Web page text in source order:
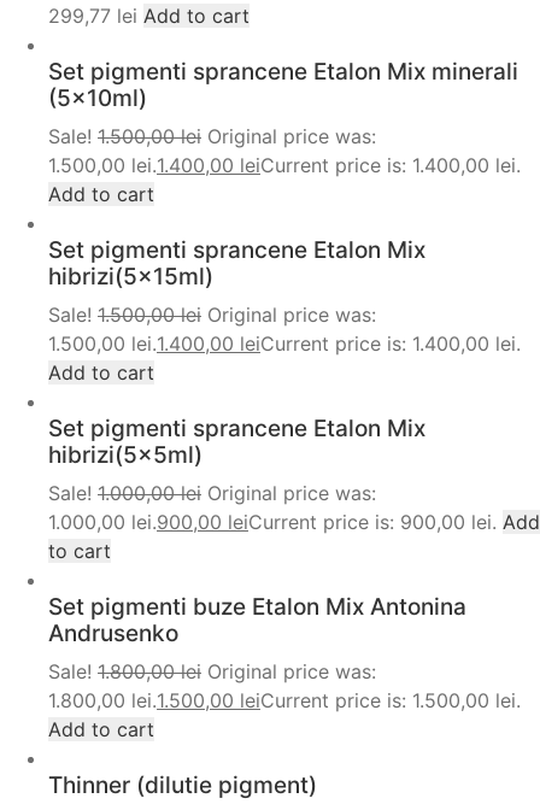
299,77 lei Add to cart
Set pigmenti sprancene Etalon Mix minerali
(5x10ml)
Sale! 1.500,00lei Original price was:
1.500,00 lei.1.400,00 leiCurrent price is: 1.400,00 lei.
Add to cart
Set pigmenti sprancene Etalon Mix
hibrizi(5x15ml)
Sale! 1.500,00lei Original price was:
1.500,00 lei.1.400,00 leiCurrent price is: 1.400,00 lei.
Add to cart
Set pigmenti sprancene Etalon Mix
hibrizi(5x5ml)
Sale! 1.000,00lei Original price was:
1.000,00 lei.900,00 leiCurrent price is: 900,00 lei. Add
to cart
Set pigmenti buze Etalon Mix Antonina
Andrusenko
Sale! 1.800,00lei Original price was:
1.800,00 lei.1.500,00 leiCurrent price is: 1.500,00 lei.
Add to cart
Thinner (dilutie pigment)